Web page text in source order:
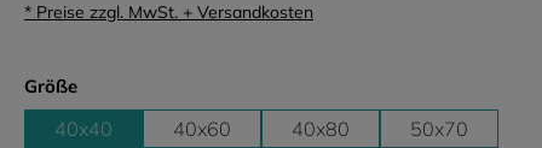
* Preise zzgl. MwSt. + Versandkosten
Größeauswählen
40x40 40x60 40x80
50x70